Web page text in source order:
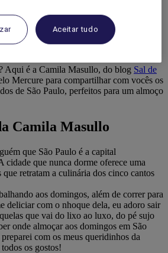
em São Paulo
Aqui é a Camila Masullo, do blog Sal de
Mercure para compartilhar com vocês os
de São Paulo, perfeitos para um almoço
Camila Masullo
que São Paulo é a capital
cidade que nunca dorme oferece uma
que retratam a culinária dos cinco cantos
aos domingos, além de correr para
deliciar com o nhoque dela, eu adoro sair
que vai do lixo ao luxo, do pé sujo
onde almoçar aos domingos em São
com os meus queridinhos da
os gostos!
Aceitar tudo